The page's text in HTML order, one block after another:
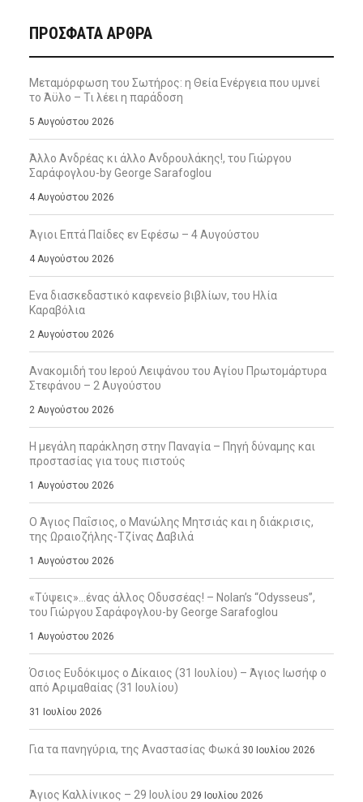
ΠΡΌΣΦΑΤΑ ΆΡΘΡΑ
Μεταμόρφωση του Σωτήρος: η Θεία Ενέργεια που υμνεί
το Άϋλο – Τι λέει η παράδοση
5 Αυγούστου 2026
Άλλο Ανδρέας κι άλλο Ανδρουλάκης!, του Γιώργου
Σαράφογλου-by George Sarafoglou
4 Αυγούστου 2026
Άγιοι Επτά Παίδες εν Εφέσω – 4 Αυγούστου
4 Αυγούστου 2026
Ενα διασκεδαστικό καφενείο βιβλίων, του Ηλία
Καραβόλια
2 Αυγούστου 2026
Ανακομιδή του Ιερού Λειψάνου του Αγίου Πρωτομάρτυρα
Στεφάνου – 2 Αυγούστου
2 Αυγούστου 2026
Η μεγάλη παράκληση στην Παναγία – Πηγή δύναμης και
προστασίας για τους πιστούς
1 Αυγούστου 2026
Ο Άγιος Παΐσιος, ο Μανώλης Μητσιάς και η διάκρισις,
της Ωραιοζήλης-Τζίνας Δαβιλά
1 Αυγούστου 2026
«Τύψεις»…ένας άλλος Οδυσσέας! – Nolan’s “Odysseus”,
του Γιώργου Σαράφογλου-by George Sarafoglou
1 Αυγούστου 2026
Όσιος Ευδόκιμος ο Δίκαιος (31 Ιουλίου) – Άγιος Ιωσήφ ο
από Αριμαθαίας (31 Ιουλίου)
31 Ιουλίου 2026
Για τα πανηγύρια, της Αναστασίας Φωκά 30 Ιουλίου 2026
Άγιος Καλλίνικος – 29 Ιουλίου 29 Ιουλίου 2026